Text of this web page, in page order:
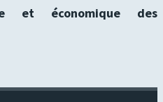
et économique des